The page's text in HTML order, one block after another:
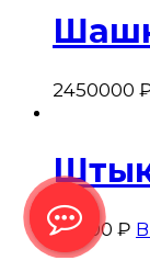
2450000
Штык
68000 ₽